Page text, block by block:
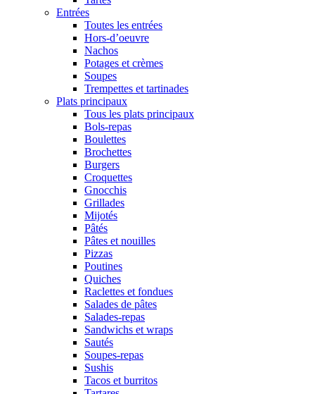
Entrées
Toutes les entrées
Hors-d’oeuvre
Nachos
Potages et crèmes
Soupes
Trempettes et tartinades
Plats principaux
Tous les plats principaux
Bols-repas
Boulettes
Brochettes
Burgers
Croquettes
Gnocchis
Grillades
Mijotés
Pâtés
Pâtes et nouilles
Pizzas
Poutines
Quiches
Raclettes et fondues
Salades de pâtes
Salades-repas
Sandwichs et wraps
Sautés
Soupes-repas
Sushis
Tacos et burritos